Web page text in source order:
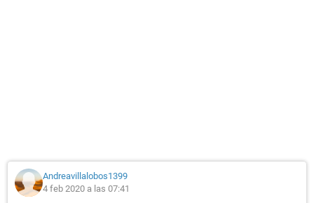
Andreavillalobos1399
4 feb 2020 a las 07:41